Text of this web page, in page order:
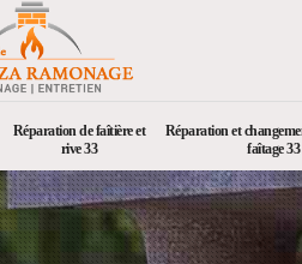
Réparation de faîtière et
rive 33
Réparation et
faîtage 33